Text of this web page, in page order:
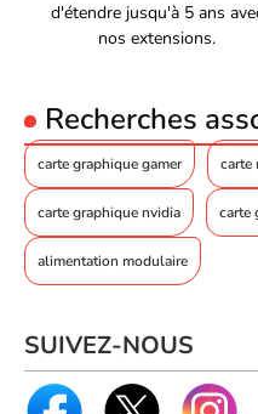
Dimensions de la carte
Poids
Code EAN
4711387994207
Référence produit
00602469
Référence constructeur
Voir
Voir
d'étendre jusqu'à 5 ans
nos extensions.
Recherches
carte graphique gamer carte
carte graphique nvidia carte
alimentation modulaire
SUIVEZ-NOUS